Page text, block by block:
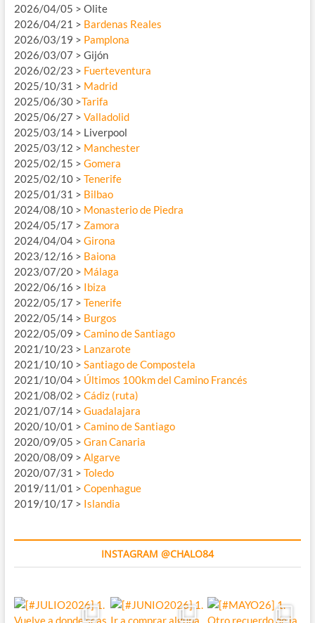
2026/04/05 > Olite
2026/04/21 > Bardenas Reales
2026/03/19 > Pamplona
2026/03/07 > Gijón
2026/02/23 > Fuerteventura
2025/10/31 > Madrid
2025/06/30 >Tarifa
2025/06/27 > Valladolid
2025/03/14 > Liverpool
2025/03/12 > Manchester
2025/02/15 > Gomera
2025/02/10 > Tenerife
2025/01/31 > Bilbao
2024/08/10 > Monasterio de Piedra
2024/05/17 > Zamora
2024/04/04 > Girona
2023/12/16 > Baiona
2023/07/20 > Málaga
2022/06/16 > Ibiza
2022/05/17 > Tenerife
2022/05/14 > Burgos
2022/05/09 > Camino de Santiago
2021/10/23 > Lanzarote
2021/10/10 > Santiago de Compostela
2021/10/04 > Últimos 100km del Camino Francés
2021/08/02 > Cádiz (ruta)
2021/07/14 > Guadalajara
2020/10/01 > Camino de Santiago
2020/09/05 > Gran Canaria
2020/08/09 > Algarve
2020/07/31 > Toledo
2019/11/01 > Copenhague
2019/10/17 > Islandia
INSTAGRAM @CHALO84